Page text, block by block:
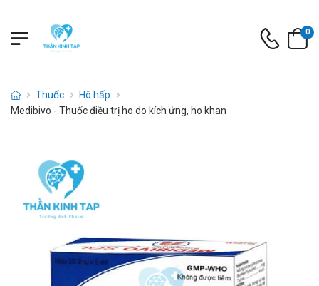
0
Thuốc
Hô hấp
Medibivo - Thuốc điều trị ho do kích ứng, ho khan